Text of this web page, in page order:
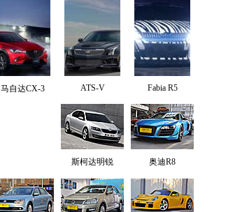
马自达CX-3 ATS-V Fabia R5
斯柯达明锐 奥迪R8